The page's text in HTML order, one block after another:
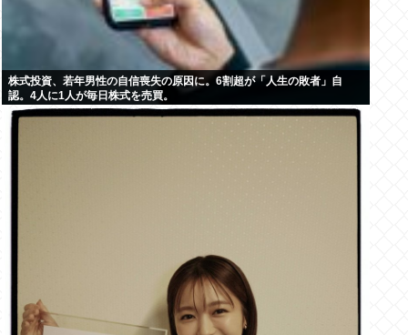
株式投資、若年男性の自信喪失の原因に。6割超が「人生の敗者」自
認。4人に1人が毎日株式を売買。